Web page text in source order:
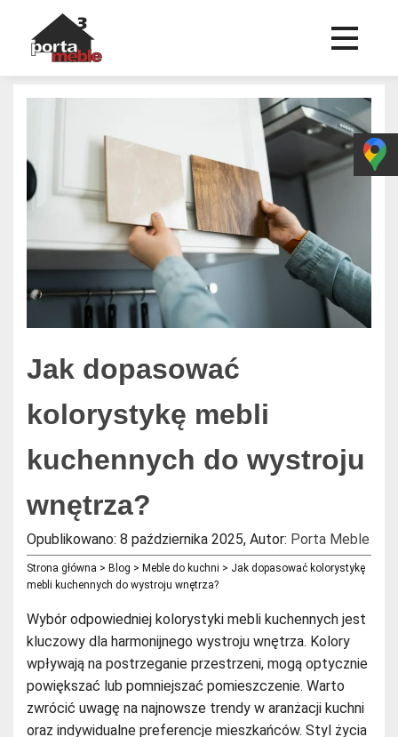
Jak dopasować
kolorystykę mebli
kuchennych do wystroju
wnętrza?
Opublikowano: 8 października 2025, Autor: Porta Meble
Strona główna > Blog > Meble do kuchni > Jak dopasować kolorystykę
mebli kuchennych do wystroju wnętrza?
Wybór odpowiedniej kolorystyki mebli kuchennych jest
kluczowy dla harmonijnego wystroju wnętrza. Kolory
wpływają na postrzeganie przestrzeni, mogą optycznie
powiększać lub pomniejszać pomieszczenie. Warto
zwrócić uwagę na najnowsze trendy w aranżacji kuchni
oraz indywidualne preferencje mieszkańców. Styl życia